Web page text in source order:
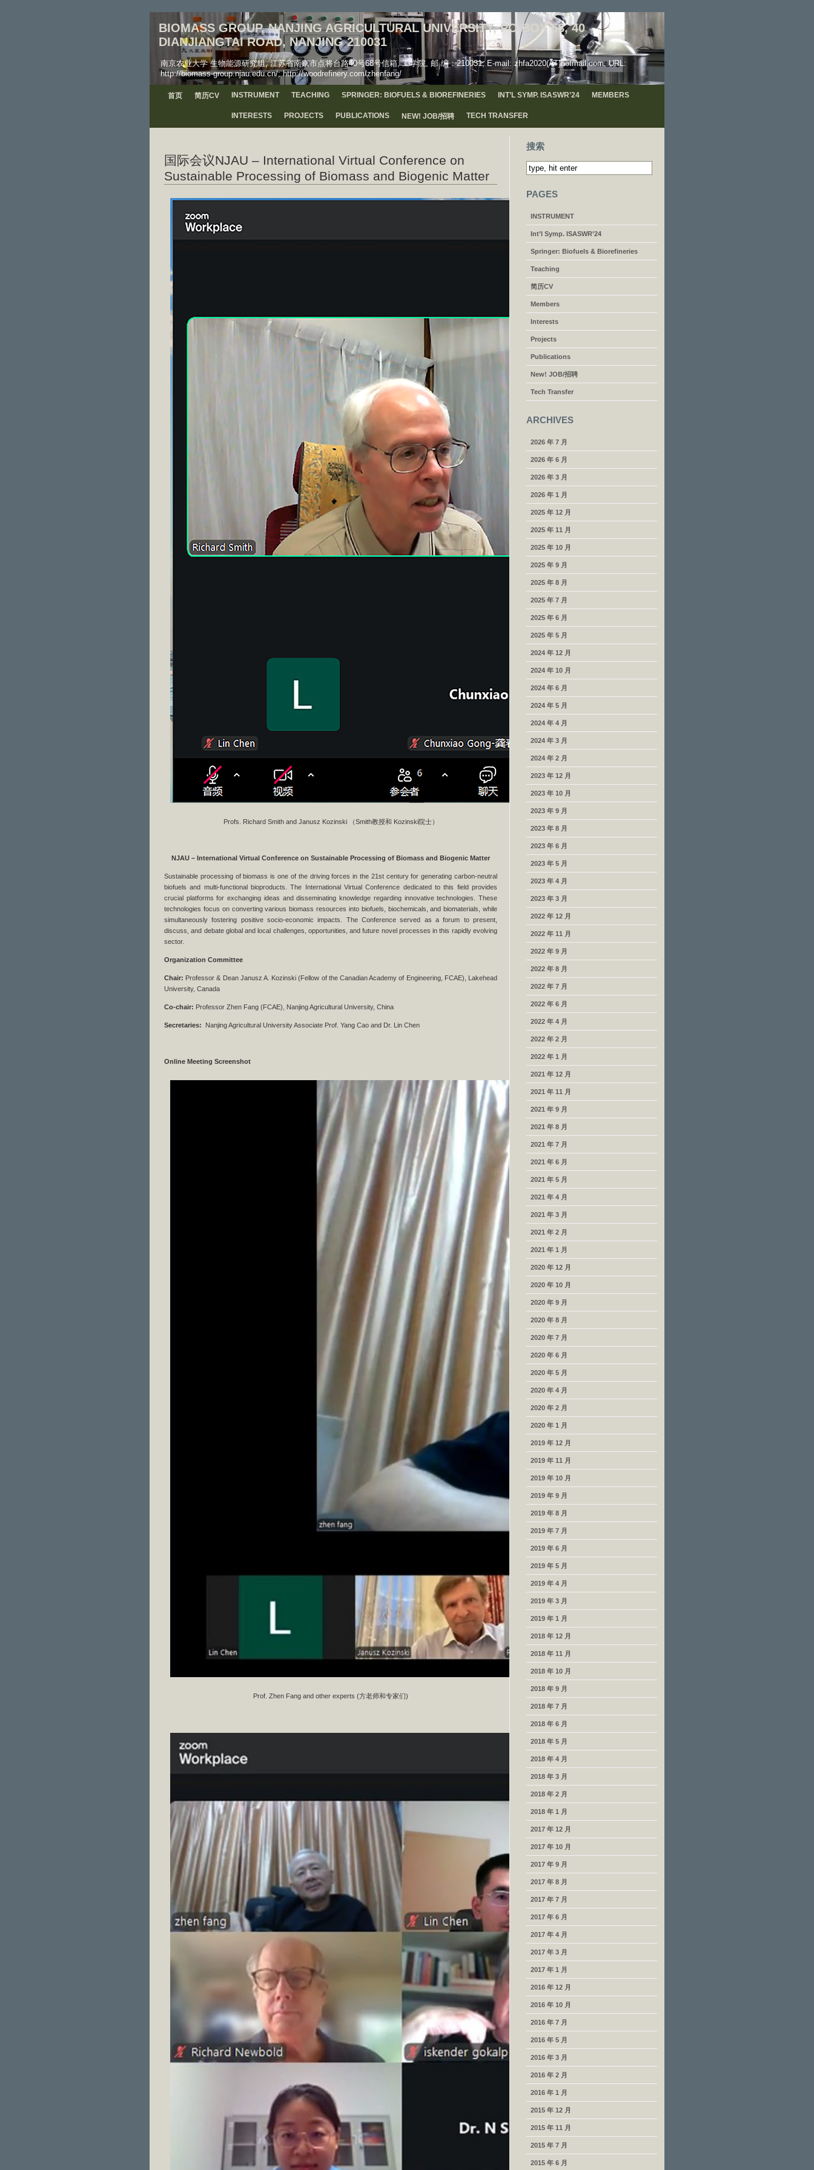
BIOMASS GROUP, NANJING AGRICULTURAL UNIVERSITY, PO BOX 68, 40
DIANJIANGTAI ROAD, NANJING 210031
南京农业大学 生物能源研究组, 江苏省南京市点将台路40号68号信箱, 工学院, 邮 编：210031, E-mail: zhfa2020(AT)hotmail.com. URL:
http://biomass-group.njau.edu.cn/; http://woodrefinery.com/zhenfang/
首页 简历CV INSTRUMENT TEACHING SPRINGER: BIOFUELS & BIOREFINERIES INT’L SYMP. ISASWR’24 MEMBERS
INTERESTS PROJECTS PUBLICATIONS NEW! JOB/招聘 TECH TRANSFER
国际会议NJAU – International Virtual Conference on
Sustainable Processing of Biomass and Biogenic Matter
Profs. Richard Smith and Janusz Kozinski （Smith教授和 Kozinski院士）
NJAU – International Virtual Conference on Sustainable Processing of Biomass and Biogenic Matter
Sustainable processing of biomass is one of the driving forces in the 21st century for generating carbon-neutral
biofuels and multi-functional bioproducts. The International Virtual Conference dedicated to this field provides
crucial platforms for exchanging ideas and disseminating knowledge regarding innovative technologies. These
technologies focus on converting various biomass resources into biofuels, biochemicals, and biomaterials, while
simultaneously fostering positive socio-economic impacts. The Conference served as a forum to present,
discuss, and debate global and local challenges, opportunities, and future novel processes in this rapidly evolving
sector.
Organization Committee
Chair: Professor & Dean Janusz A. Kozinski (Fellow of the Canadian Academy of Engineering, FCAE), Lakehead
University, Canada
Co-chair: Professor Zhen Fang (FCAE), Nanjing Agricultural University, China
Secretaries: Nanjing Agricultural University Associate Prof. Yang Cao and Dr. Lin Chen
Online Meeting Screenshot
Prof. Zhen Fang and other experts (方老师和专家们)
搜索
PAGES
INSTRUMENT
Int’l Symp. ISASWR’24
Springer: Biofuels & Biorefineries
Teaching
简历CV
Members
Interests
Projects
Publications
New! JOB/招聘
Tech Transfer
ARCHIVES
2026 年 7 月
2026 年 6 月
2026 年 3 月
2026 年 1 月
2025 年 12 月
2025 年 11 月
2025 年 10 月
2025 年 9 月
2025 年 8 月
2025 年 7 月
2025 年 6 月
2025 年 5 月
2024 年 12 月
2024 年 10 月
2024 年 6 月
2024 年 5 月
2024 年 4 月
2024 年 3 月
2024 年 2 月
2023 年 12 月
2023 年 10 月
2023 年 9 月
2023 年 8 月
2023 年 6 月
2023 年 5 月
2023 年 4 月
2023 年 3 月
2022 年 12 月
2022 年 11 月
2022 年 9 月
2022 年 8 月
2022 年 7 月
2022 年 6 月
2022 年 4 月
2022 年 2 月
2022 年 1 月
2021 年 12 月
2021 年 11 月
2021 年 9 月
2021 年 8 月
2021 年 7 月
2021 年 6 月
2021 年 5 月
2021 年 4 月
2021 年 3 月
2021 年 2 月
2021 年 1 月
2020 年 12 月
2020 年 10 月
2020 年 9 月
2020 年 8 月
2020 年 7 月
2020 年 6 月
2020 年 5 月
2020 年 4 月
2020 年 2 月
2020 年 1 月
2019 年 12 月
2019 年 11 月
2019 年 10 月
2019 年 9 月
2019 年 8 月
2019 年 7 月
2019 年 6 月
2019 年 5 月
2019 年 4 月
2019 年 3 月
2019 年 1 月
2018 年 12 月
2018 年 11 月
2018 年 10 月
2018 年 9 月
2018 年 7 月
2018 年 6 月
2018 年 5 月
2018 年 4 月
2018 年 3 月
2018 年 2 月
2018 年 1 月
2017 年 12 月
2017 年 10 月
2017 年 9 月
2017 年 8 月
2017 年 7 月
2017 年 6 月
2017 年 4 月
2017 年 3 月
2017 年 1 月
2016 年 12 月
2016 年 10 月
2016 年 7 月
2016 年 5 月
2016 年 3 月
2016 年 2 月
2016 年 1 月
2015 年 12 月
2015 年 11 月
2015 年 7 月
2015 年 6 月